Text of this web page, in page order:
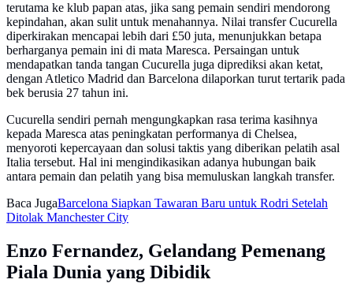
terutama ke klub papan atas, jika sang pemain sendiri mendorong
kepindahan, akan sulit untuk menahannya. Nilai transfer Cucurella
diperkirakan mencapai lebih dari £50 juta, menunjukkan betapa
berharganya pemain ini di mata Maresca. Persaingan untuk
mendapatkan tanda tangan Cucurella juga diprediksi akan ketat,
dengan Atletico Madrid dan Barcelona dilaporkan turut tertarik pada
bek berusia 27 tahun ini.
Cucurella sendiri pernah mengungkapkan rasa terima kasihnya
kepada Maresca atas peningkatan performanya di Chelsea,
menyoroti kepercayaan dan solusi taktis yang diberikan pelatih asal
Italia tersebut. Hal ini mengindikasikan adanya hubungan baik
antara pemain dan pelatih yang bisa memuluskan langkah transfer.
Baca JugaBarcelona Siapkan Tawaran Baru untuk Rodri Setelah
Ditolak Manchester City
Enzo Fernandez, Gelandang Pemenang
Piala Dunia yang Dibidik